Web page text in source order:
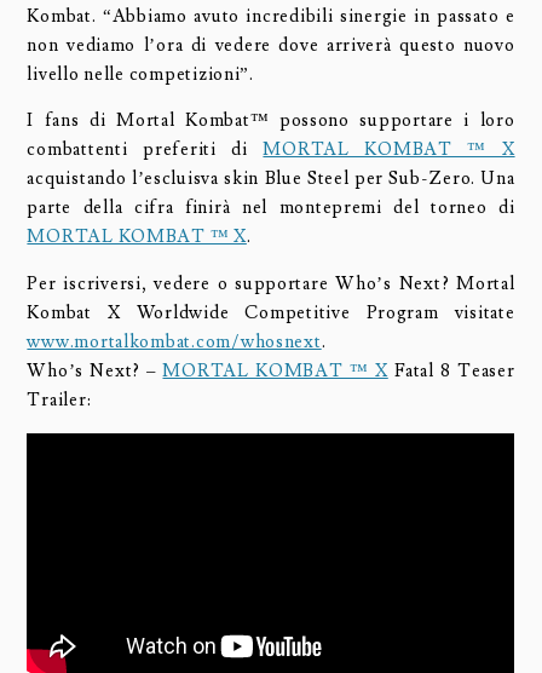
Kombat. “Abbiamo avuto incredibili sinergie in passato e
non vediamo l’ora di vedere dove arriverà questo nuovo
livello nelle competizioni”.
I fans di Mortal Kombat™ possono supportare i loro
combattenti preferiti diMORTAL KOMBAT ™ X
acquistando l’escluisva skin Blue Steel per Sub-Zero. Una
parte della cifra finirà nel montepremi del torneo di
MORTAL KOMBAT ™ X.
Per iscriversi, vedere o supportare Who’s Next? Mortal
Kombat X Worldwide Competitive Program visitate
www.mortalkombat.com/whosnext.
Who’s Next? –MORTAL KOMBAT ™ XFatal 8 Teaser
Trailer: